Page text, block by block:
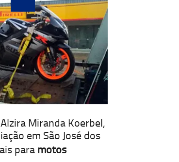
Miranda Koerbel,
em São José dos
paramotos